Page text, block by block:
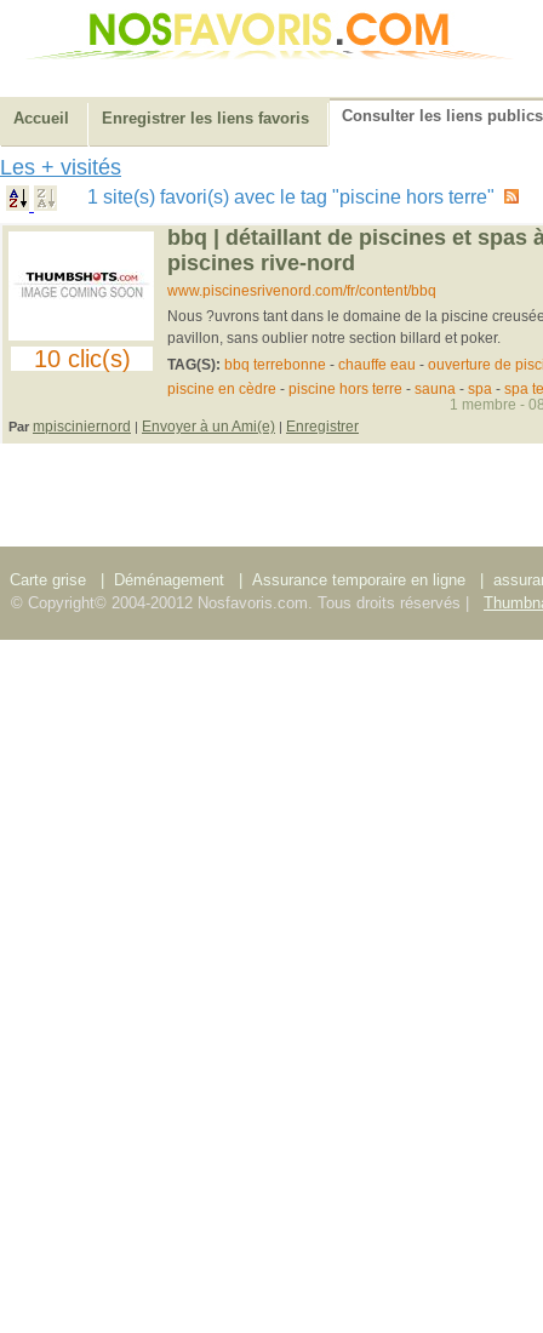
Accueil Enregistrer les liens favoris Consulter les liens publics
Les + visités
1 site(s) favori(s) avec le tag "piscine hors terre"
10 clic(s)
bbq | détaillant de piscines et spas
piscines rive-nord
www.piscinesrivenord.com/fr/content/bbq
Nous ?uvrons tant dans le domaine de la piscine
pavillon, sans oublier notre section billard et poker.
TAG(S): bbq terrebonne - chauffe eau - ouverture de
piscine en cèdre - piscine hors terre - sauna - spa - spa
Par mpisciniernord | Envoyer à un Ami(e) | Enregistrer
1 membre -
Carte grise Déménagement Assurance temporaire en ligne
© Copyright© 2004-20012 Nosfavoris.com. Tous droits réservés |